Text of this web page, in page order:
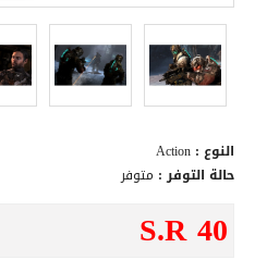
النوع :
حالة التوفر : متوفر
S.R 40